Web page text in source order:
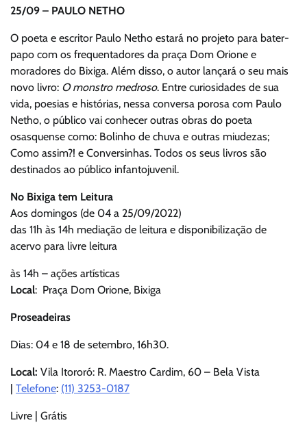
25/09 – PAULO NETHO
O poeta e escritor Paulo Netho estará no projeto para bater-
papo com os frequentadores da praça Dom Orione e
moradores do Bixiga. Além disso, o autor lançará o seu mais
novo livro: O monstro medroso. Entre curiosidades de sua
vida, poesias e histórias, nessa conversa porosa com Paulo
Netho, o público vai conhecer outras obras do poeta
osasquense como: Bolinho de chuva e outras miudezas;
Como assim?! e Conversinhas. Todos os seus livros são
destinados ao público infantojuvenil.
No Bixiga tem Leitura
Aos domingos (de 04 a 25/09/2022)
das 11h às 14h mediação de leitura e disponibilização de
acervo para livre leitura
às 14h – ações artísticas
Local: Praça Dom Orione, Bixiga
Proseadeiras
Dias: 04 e 18 de setembro, 16h30.
Local: Vila Itororó: R. Maestro Cardim, 60 – Bela Vista
| Telefone: (11) 3253-0187
Livre | Grátis